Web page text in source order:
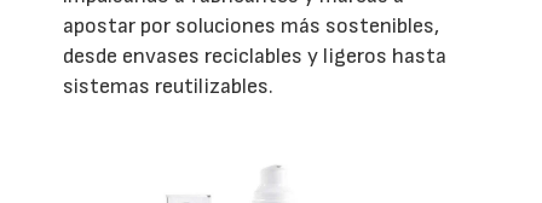
apostar por soluciones más sostenibles,
desde envases reciclables y ligeros hasta
sistemas reutilizables.